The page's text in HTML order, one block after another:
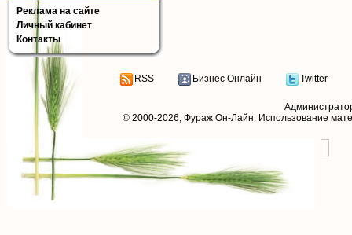
Реклама на сайте
Личный кабинет
Контакты
RSS Бизнес Онлайн Twitter
© 2000-2026, Фураж Он-Лайн. Использование